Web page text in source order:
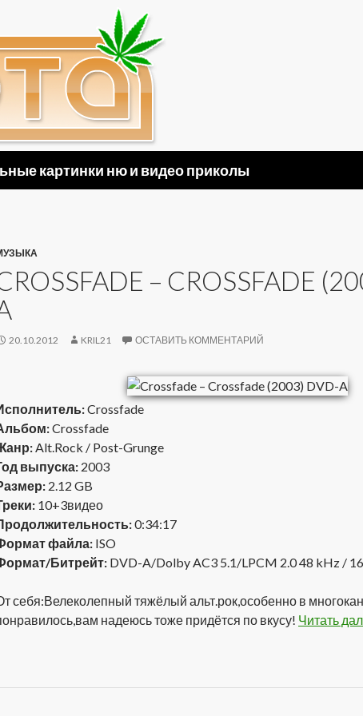
картинки ню и видео приколы
– CROSSFADE
20.10.2012 KRIL21 ОСТАВИТЬ КОММЕНТАРИЙ
Crossfade
Crossfade
Alt.Rock / Post-Grunge
выпуска: 2003
2.12 GB
10+3видео
0:34:17
файла: ISO
Битрейт: DVD-A/Dolby AC3 5.1/LPCM 2.0 48 kHz /
себя:Велеколепный тяжёлый альт.рок,особенно в
надеюсь тоже придётся по вкусу! Читать